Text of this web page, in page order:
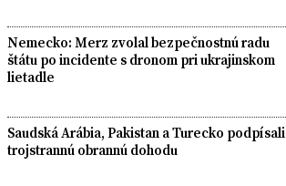
Nemecko: Merz zvolal bezpečnostnú radu
štátu po incidente s dronom pri ukrajinskom
lietadle
Saudská Arábia, Pakistan a Turecko podpísali
trojstrannú obrannú dohodu